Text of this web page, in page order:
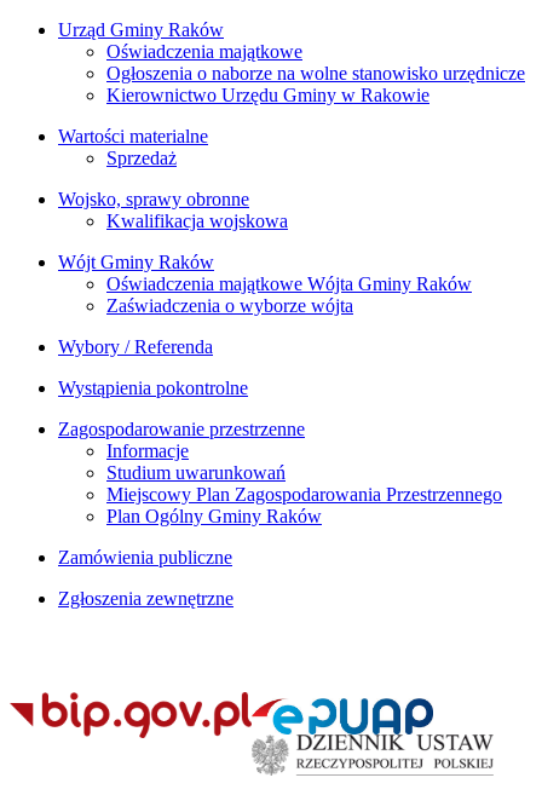
Urząd Gminy Raków
Oświadczenia majątkowe
Ogłoszenia o naborze na wolne stanowisko urzędnicze
Kierownictwo Urzędu Gminy w Rakowie
Wartości materialne
Sprzedaż
Wojsko, sprawy obronne
Kwalifikacja wojskowa
Wójt Gminy Raków
Oświadczenia majątkowe Wójta Gminy Raków
Zaświadczenia o wyborze wójta
Wybory / Referenda
Wystąpienia pokontrolne
Zagospodarowanie przestrzenne
Informacje
Studium uwarunkowań
Miejscowy Plan Zagospodarowania Przestrzennego
Plan Ogólny Gminy Raków
Zamówienia publiczne
Zgłoszenia zewnętrzne